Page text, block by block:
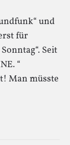
und
für
Seit
“
Man müsste